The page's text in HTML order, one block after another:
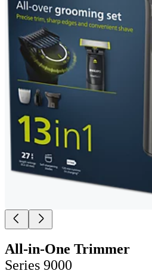
All-in-One Trimmer
Series 9000